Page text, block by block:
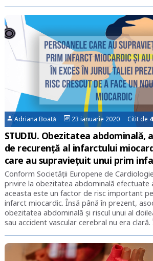
Adriana Boată 23 ianuarie 2020 Citit de
STUDIU. Obezitatea abdominală,
de recurență al infarctului
care au supraviețuit unui prim
Conform Societății Europene de
privire la obezitatea abdominală efectuate
aceasta este un factor de risc important
infarct miocardic. Însă până în prezent,
obezitatea abdominală și riscul unui al
sau accident vascular cerebral nu era